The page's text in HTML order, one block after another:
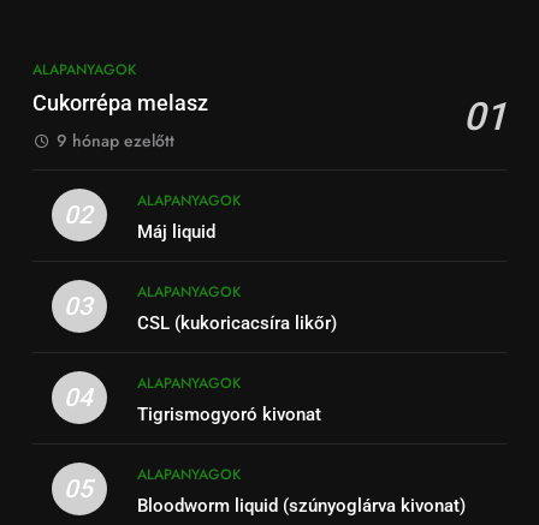
ALAPANYAGOK
Cukorrépa melasz 01
9 hónap ezelőtt
02
ALAPANYAGOK
Máj liquid
03
ALAPANYAGOK
CSL (kukoricacsíra likőr)
04
ALAPANYAGOK
Tigrismogyoró kivonat
05
ALAPANYAGOK
Bloodworm liquid (szúnyoglárva kivonat)